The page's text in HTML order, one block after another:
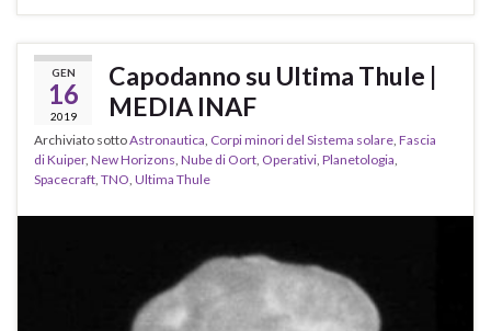
GEN
16
2019
Capodanno su Ultima Thule |
MEDIA INAF
Archiviato sottoAstronautica, Corpi minori del Sistema solare, Fascia
di Kuiper, New Horizons, Nube di Oort, Operativi, Planetologia,
Spacecraft, TNO, Ultima Thule